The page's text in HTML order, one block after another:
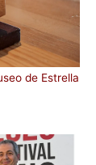
de Estrella